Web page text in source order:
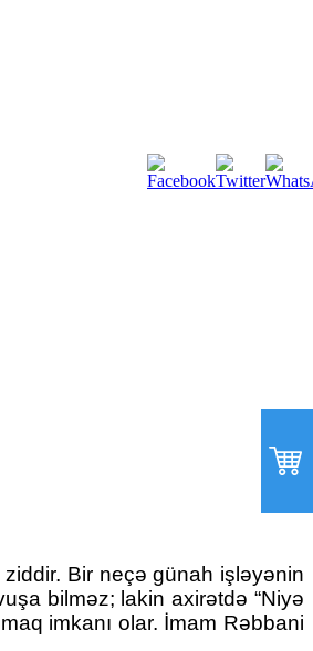
ziddir. Bir neçə günah işləyənin
bilməz; lakin axirətdə “Niyə
imkanı olar. İmam Rəbbani